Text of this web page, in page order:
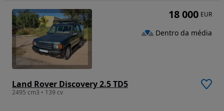
Land Rover Discovery 2.5 TD5
2495 cm3 • 139 cv
18 000 EUR
Dentro da média